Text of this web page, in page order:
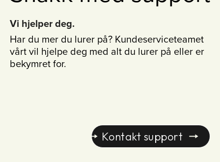
Vi hjelper deg.
Har du mer du lurer på? Kundeserviceteamet
vårt vil hjelpe deg med alt du lurer på eller er
bekymret for.
Kontakt support